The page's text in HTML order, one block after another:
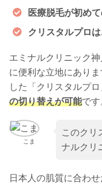
医療脱毛が初め
クリスタルプロ
エミナルクリニック
に便利な立地にあり
した「クリスタルプロ
の切り替えが可能です
こま
このクリ
ナルクリ
日本人の肌質に合わ